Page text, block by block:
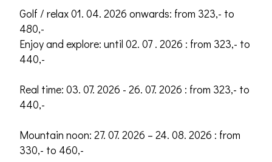
Golf / relax 01. 04. 2026 onwards: from 323,- to
480,-
Enjoy and explore: until 02. 07 . 2026 : from 323,- to
440,-
Real time: 03. 07. 2026 - 26. 07. 2026 : from 323,- to
440,-
Mountain noon: 27. 07. 2026 – 24. 08. 2026 : from
330,- to 460,-